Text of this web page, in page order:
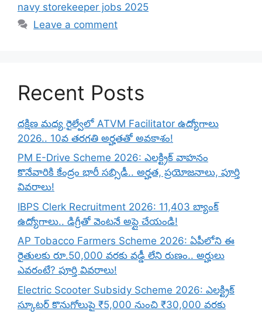
navy storekeeper jobs 2025
Leave a comment
Recent Posts
దక్షిణ మధ్య రైల్వేలో ATVM Facilitator ఉద్యోగాలు
2026.. 10వ తరగతి అర్హతతో అవకాశం!
PM E-Drive Scheme 2026: ఎలక్ట్రిక్ వాహనం
కొనేవారికి కేంద్రం భారీ సబ్సిడీ.. అర్హత, ప్రయోజనాలు, పూర్తి
వివరాలు!
IBPS Clerk Recruitment 2026: 11,403 బ్యాంక్
ఉద్యోగాలు.. డిగ్రీతో వెంటనే అప్లై చేయండి!
AP Tobacco Farmers Scheme 2026: ఏపీలోని ఈ
రైతులకు రూ.50,000 వరకు వడ్డీ లేని రుణం.. అర్హులు
ఎవరంటే? పూర్తి వివరాలు!
Electric Scooter Subsidy Scheme 2026: ఎలక్ట్రిక్
స్కూటర్ కొనుగోలుపై ₹5,000 నుంచి ₹30,000 వరకు